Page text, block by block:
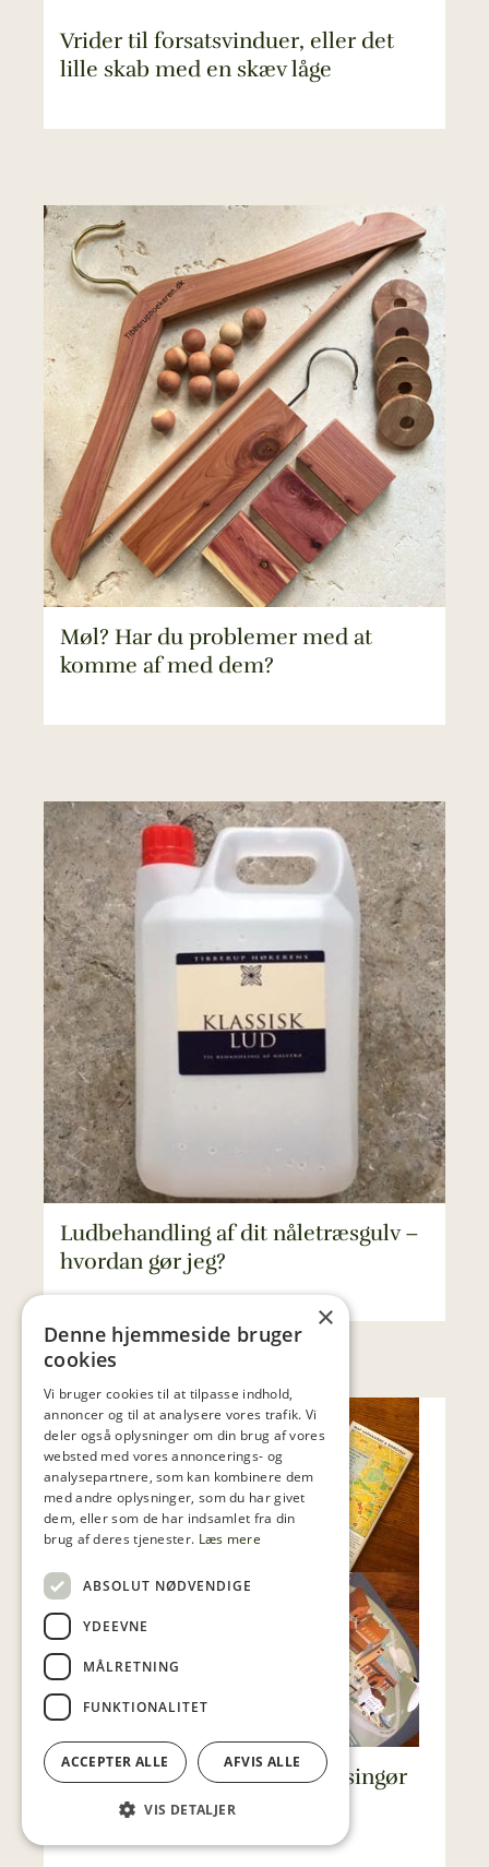
Vrider til forsatsvinduer, eller det
lille skab med en skæv låge
Møl? Har du problemer med at
komme af med dem?
Ludbehandling af dit nåletræsgulv –
hvordan gør jeg?
Aktiviteter for familien i Helsingør
efter lukketid
×
Denne hjemmeside bruger
cookies
Vi bruger cookies til at tilpasse indhold,
annoncer og til at analysere vores trafik. Vi
deler også oplysninger om din brug af vores
websted med vores annoncerings- og
analysepartnere, som kan kombinere dem
med andre oplysninger, som du har givet
dem, eller som de har indsamlet fra din
brug af deres tjenester. Læs mere
ABSOLUT NØDVENDIGE
YDEEVNE
MÅLRETNING
FUNKTIONALITET
ACCEPTER ALLE AFVIS ALLE
VIS DETALJER